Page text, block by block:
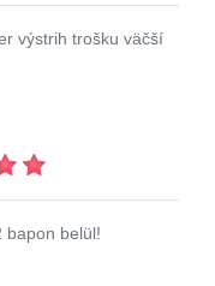
výstrih trošku väčší
bapon belül!